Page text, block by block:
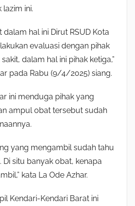
lazim ini.
dalam hal ini Dirut RSUD Kota
evaluasi dengan pihak
dalam hal ini pihak ketiga,”
pada Rabu (9/4/2025) siang.
ini menduga pihak yang
ampul obat tersebut sudah
yang mengambil sudah tahu
Di situ banyak obat, kenapa
kata La Ode Azhar.
Kendari-Kendari Barat ini